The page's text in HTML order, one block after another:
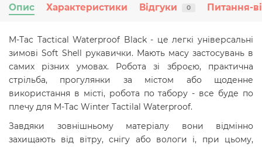
Опис Характеристики Відгуки 0 Питання-
M-Tac Tactical Waterproof Black - це легкі універсальні
зимові Soft Shell рукавички. Мають масу застосувань в
самих різних умовах. Робота зі зброєю, практична
стрільба, прогулянки за містом або щоденне
використання в місті, робота по табору - все буде по
плечу для M-Tac Winter Tactilal Waterproof.
Завдяки зовнішньому матеріалу вони відмінно
захищають від вітру, снігу або вологи і, при цьому,